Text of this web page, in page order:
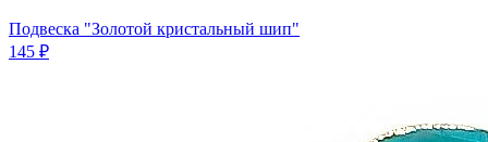
Подвеска "Золотой кристальный шип"
145 ₽